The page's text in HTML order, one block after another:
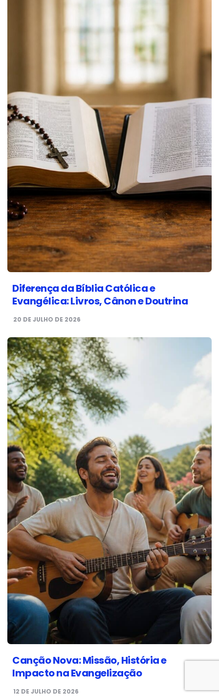
Diferença da Bíblia Católica e
Evangélica: Livros, Cânon e Doutrina
20 DE JULHO DE 2026
Canção Nova: Missão, História e
Impacto na Evangelização
12 DE JULHO DE 2026